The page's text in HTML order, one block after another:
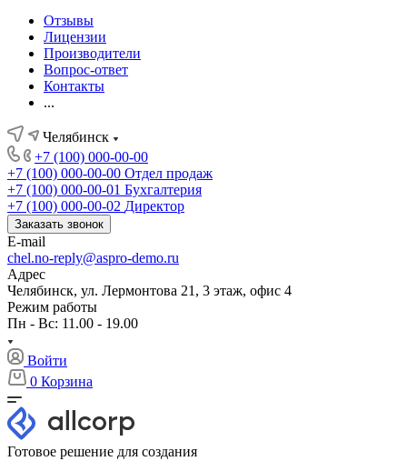
Отзывы
Лицензии
Производители
Вопрос-ответ
Контакты
...
Челябинск
+7 (100) 000-00-00
+7 (100) 000-00-00 Отдел продаж
+7 (100) 000-00-01 Бухгалтерия
+7 (100) 000-00-02 Директор
Заказать звонок
E-mail
chel.no-reply@aspro-demo.ru
Адрес
Челябинск, ул. Лермонтова 21, 3 этаж, офис 4
Режим работы
Пн - Вс: 11.00 - 19.00
Войти
0 Корзина
Готовое решение для создания